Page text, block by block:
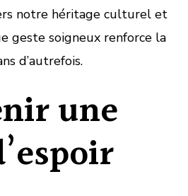
notre héritage culturel et
geste soigneux renforce la
d’autrefois.
une